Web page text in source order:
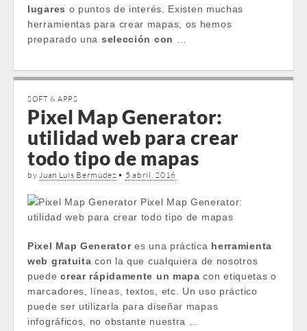
lugares o puntos de interés. Existen muchas
herramientas para crear mapas, os hemos
preparado una selección con
SOFT & APPS
Pixel Map Generator:
utilidad web para crear
todo tipo de mapas
byJuan Luis Bermúdez • 5 abril, 2016
Pixel Map Generatores una práctica herramienta
web gratuita con la que cualquiera de nosotros
puedecrear rápidamente un mapa con etiquetas o
marcadores, líneas, textos, etc. Un uso práctico
puede ser utilizarla para diseñar mapas
infográficos, no obstante nuestra …